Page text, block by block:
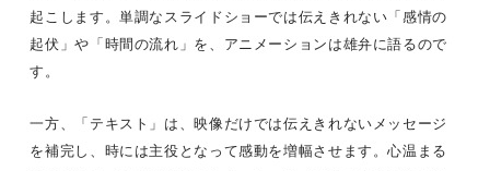
起こします。単調なスライドショーでは伝えきれない「感情の
起伏」や「時間の流れ」を、アニメーションは雄弁に語るので
す。
一方、「テキスト」は、映像だけでは伝えきれないメッセージ
を補完し、時には主役となって感動を増幅させます。心温まる